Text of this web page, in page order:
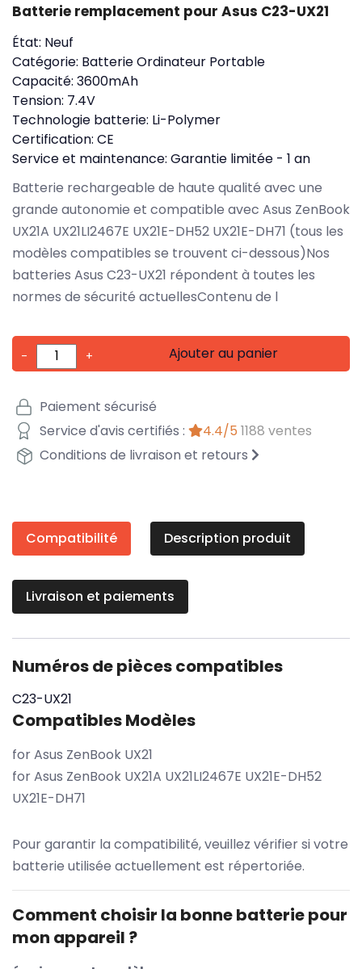
Batterie remplacement pour Asus C23-UX21
État: Neuf
Catégorie: Batterie Ordinateur Portable
Capacité: 3600mAh
Tension: 7.4V
Technologie batterie: Li-Polymer
Certification: CE
Service et maintenance: Garantie limitée - 1 an
Batterie rechargeable de haute qualité avec une
grande autonomie et compatible avec Asus ZenBook
UX21A UX21LI2467E UX21E-DH52 UX21E-DH71 (tous les
modèles compatibles se trouvent ci-dessous)Nos
batteries Asus C23-UX21 répondent à toutes les
normes de sécurité actuellesContenu de l
- + Ajouter au panier
Paiement sécurisé
Service d'avis certifiés :
4.4/5 1188 ventes
Conditions de livraison et retours
Compatibilité Description produit
Livraison et paiements
Numéros de pièces compatibles
C23-UX21
Compatibles Modèles
for Asus ZenBook UX21
for Asus ZenBook UX21A UX21LI2467E UX21E-DH52
UX21E-DH71
Pour garantir la compatibilité, veuillez vérifier si votre
batterie utilisée actuellement est répertoriée.
Comment choisir la bonne batterie pour
mon appareil ?